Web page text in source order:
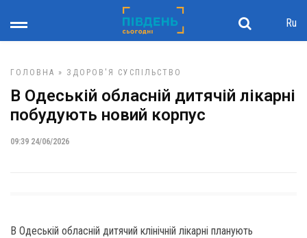
Ru
ГОЛОВНА » ЗДОРОВ'Я СУСПІЛЬСТВО
В Одеській обласній дитячій лікарні
побудують новий корпус
09:39 24/06/2026
В Одеській обласній дитячий клінічній лікарні планують